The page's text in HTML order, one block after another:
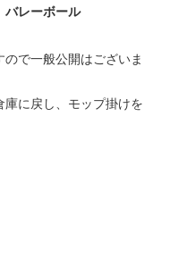
ール
で一般公開はございま
に戻し、モップ掛けを